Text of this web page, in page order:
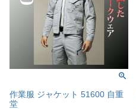
作業服 ジャケット 51600 自重
堂